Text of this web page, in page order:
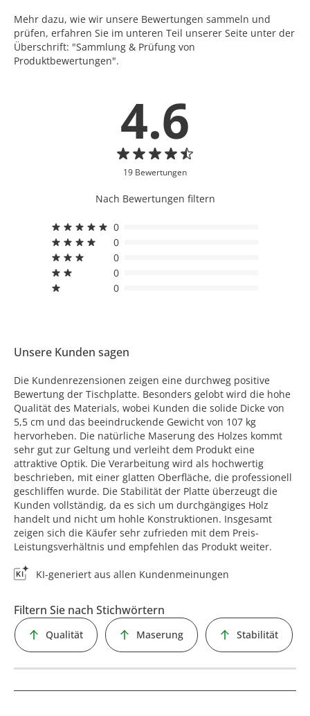
Mehr dazu, wie wir unsere Bewertungen sammeln und
prüfen, erfahren Sie im unteren Teil unserer Seite unter der
Überschrift: "Sammlung & Prüfung von
Produktbewertungen".
4.6
19 Bewertungen
Nach Bewertungen filtern
0
0
0
0
0
Unsere Kunden sagen
Die Kundenrezensionen zeigen eine durchweg positive
Bewertung der Tischplatte. Besonders gelobt wird die hohe
Qualität des Materials, wobei Kunden die solide Dicke von
5,5 cm und das beeindruckende Gewicht von 107 kg
hervorheben. Die natürliche Maserung des Holzes kommt
sehr gut zur Geltung und verleiht dem Produkt eine
attraktive Optik. Die Verarbeitung wird als hochwertig
beschrieben, mit einer glatten Oberfläche, die professionell
geschliffen wurde. Die Stabilität der Platte überzeugt die
Kunden vollständig, da es sich um durchgängiges Holz
handelt und nicht um hohle Konstruktionen. Insgesamt
zeigen sich die Käufer sehr zufrieden mit dem Preis-
Leistungsverhältnis und empfehlen das Produkt weiter.
KI-generiert aus allen Kundenmeinungen
Filtern Sie nach Stichwörtern
Qualität Maserung Stabilität